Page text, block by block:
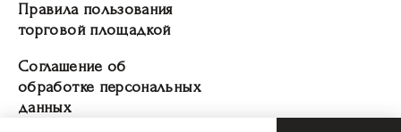
Правила пользования
торговой площадкой
Соглашение об
обработке персональных
данных